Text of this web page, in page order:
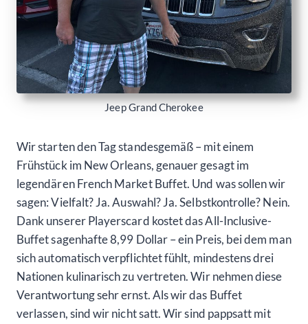
Jeep Grand Cherokee
Wir starten den Tag standesgemäß – mit einem
Frühstück im New Orleans, genauer gesagt im
legendären French Market Buffet. Und was sollen wir
sagen: Vielfalt? Ja. Auswahl? Ja. Selbstkontrolle? Nein.
Dank unserer Playerscard kostet das All-Inclusive-
Buffet sagenhafte 8,99 Dollar – ein Preis, bei dem man
sich automatisch verpflichtet fühlt, mindestens drei
Nationen kulinarisch zu vertreten. Wir nehmen diese
Verantwortung sehr ernst. Als wir das Buffet
verlassen, sind wir nicht satt. Wir sind pappsatt mit